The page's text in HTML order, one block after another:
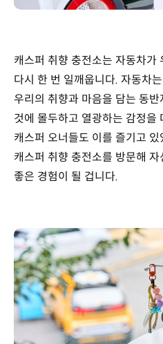
캐스퍼 취향 충전소는 자동차가
다시 한 번 일깨웁니다. 자동차
우리의 취향과 마음을 담는 동
것에 몰두하고 열광하는 감정을
캐스퍼 오너들도 이를 즐기고
캐스퍼 취향 충전소를 방문해
좋은 경험이 될 겁니다.